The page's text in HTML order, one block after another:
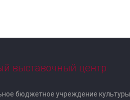
выставочный центр
бюджетное учреждение культуры